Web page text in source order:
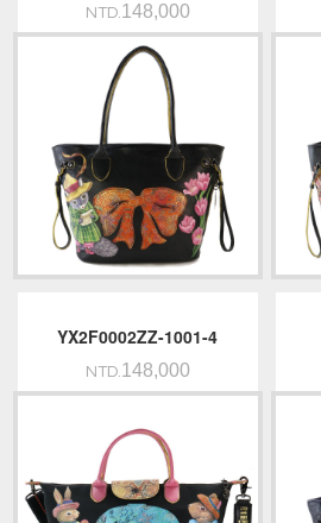
NTD.148,000
YX2F0002ZZ-1001-4
NTD.148,000